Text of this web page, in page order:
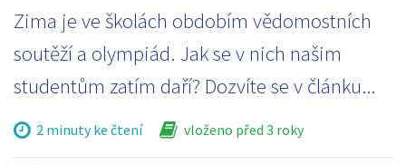
Zima je ve školách obdobím vědomostních
soutěží a olympiád. Jak se v nich našim
studentům zatím daří? Dozvíte se v článku...
2 minuty ke čtení vloženo před 3 roky